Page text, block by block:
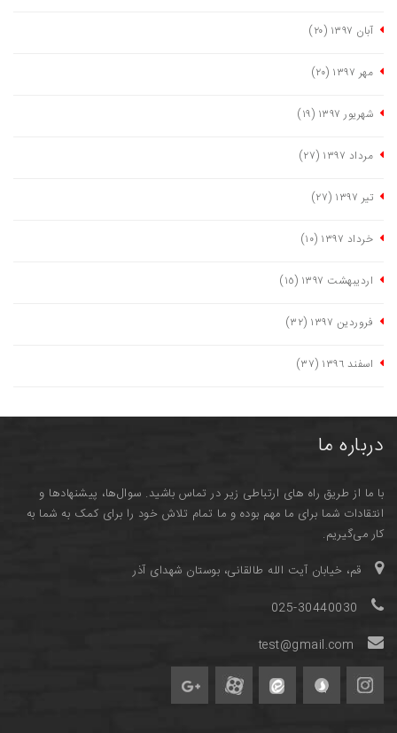
آبان ١٣٩٧ (٢٠)
مهر ١٣٩٧ (٢٠)
شهریور ١٣٩٧ (١٩)
مرداد ١٣٩٧ (٢٧)
تیر ١٣٩٧ (٢٧)
خرداد ١٣٩٧ (١٠)
اردیبهشت ١٣٩٧ (١٥)
فروردین ١٣٩٧ (٣٢)
اسفند ١٣٩٦ (٣٧)
درباره ما
با ما از طریق راه های ارتباطی زیر در تماس باشید. سوال‌ها، پیشنهادها و
انتقادات شما برای ما مهم بوده و ما تمام تلاش خود را برای کمک به شما به
کار می‌گیریم.
قم، خیابان آیت الله طالقانی، بوستان شهدای آذر
025-30440030
test@gmail.com